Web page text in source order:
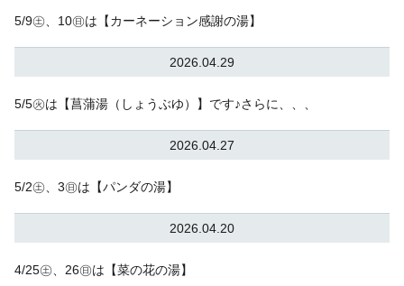
5/9㊏、10㊐は【カーネーション感謝の湯】
2026.04.29
5/5㊋は【菖蒲湯（しょうぶゆ）】です♪さらに、、、
2026.04.27
5/2㊏、3㊐は【パンダの湯】
2026.04.20
4/25㊏、26㊐は【菜の花の湯】